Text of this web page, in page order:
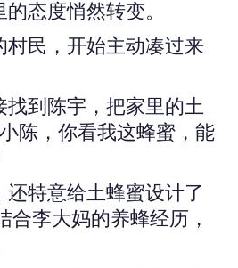
态度悄然转变。
村民，开始主动凑过来
找到陈宇，把家里的土
陈，你看我这蜂蜜，能
还特意给土蜂蜜设计了
合李大妈的养蜂经历，